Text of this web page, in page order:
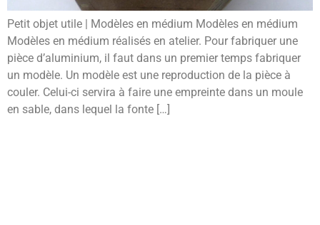
Petit objet utile | Modèles en médium Modèles en médium
Modèles en médium réalisés en atelier. Pour fabriquer une
pièce d’aluminium, il faut dans un premier temps fabriquer
un modèle. Un modèle est une reproduction de la pièce à
couler. Celui-ci servira à faire une empreinte dans un moule
en sable, dans lequel la fonte […]